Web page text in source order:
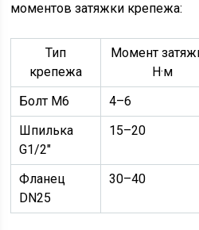
моментов затяжки крепежа:
Тип
крепежа
Момент
Н·м
Болт M6
4–6
Шпилька
G1/2″
15–20
Фланец
DN25
30–40